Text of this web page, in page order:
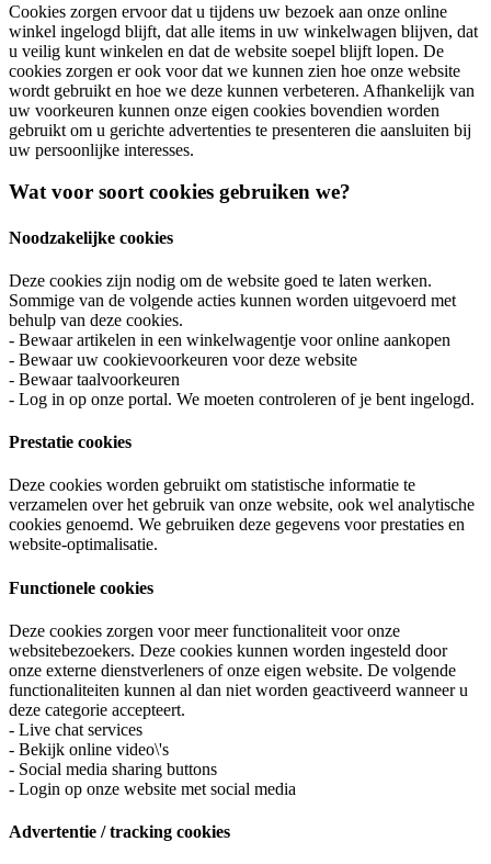
Cookies zorgen ervoor dat u tijdens uw bezoek aan onze online
winkel ingelogd blijft, dat alle items in uw winkelwagen blijven, dat
u veilig kunt winkelen en dat de website soepel blijft lopen. De
cookies zorgen er ook voor dat we kunnen zien hoe onze website
wordt gebruikt en hoe we deze kunnen verbeteren. Afhankelijk van
uw voorkeuren kunnen onze eigen cookies bovendien worden
gebruikt om u gerichte advertenties te presenteren die aansluiten bij
uw persoonlijke interesses.
Wat voor soort cookies gebruiken we?
Noodzakelijke cookies
Deze cookies zijn nodig om de website goed te laten werken.
Sommige van de volgende acties kunnen worden uitgevoerd met
behulp van deze cookies.
- Bewaar artikelen in een winkelwagentje voor online aankopen
- Bewaar uw cookievoorkeuren voor deze website
- Bewaar taalvoorkeuren
- Log in op onze portal. We moeten controleren of je bent ingelogd.
Prestatie cookies
Deze cookies worden gebruikt om statistische informatie te
verzamelen over het gebruik van onze website, ook wel analytische
cookies genoemd. We gebruiken deze gegevens voor prestaties en
website-optimalisatie.
Functionele cookies
Deze cookies zorgen voor meer functionaliteit voor onze
websitebezoekers. Deze cookies kunnen worden ingesteld door
onze externe dienstverleners of onze eigen website. De volgende
functionaliteiten kunnen al dan niet worden geactiveerd wanneer u
deze categorie accepteert.
- Live chat services
- Bekijk online video\'s
- Social media sharing buttons
- Login op onze website met social media
Advertentie / tracking cookies